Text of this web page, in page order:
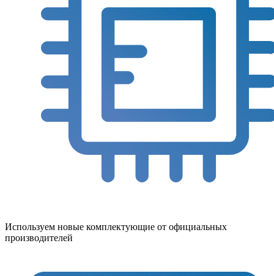
Используем новые комплектующие от официальных
производителей